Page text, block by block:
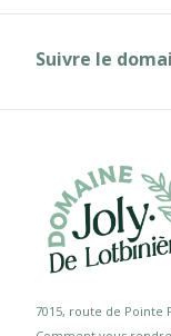
Suivre le
7015, route de Pointe